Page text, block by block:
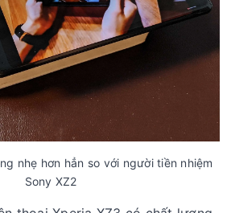
nhẹ hơn hẳn so với người tiền nhiệm
Sony XZ2